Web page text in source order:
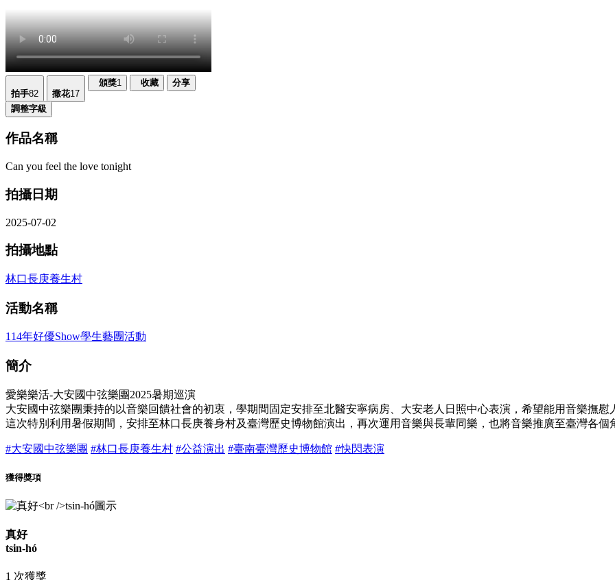
拍手82 撒花17
頒獎1 收藏 分享
調整字級
作品名稱
Can you feel the love tonight
拍攝日期
2025-07-02
拍攝地點
林口長庚養生村
活動名稱
114年好優Show學生藝團活動
簡介
愛樂樂活-大安國中弦樂團2025暑期巡演
大安國中弦樂團秉持的以音樂回饋社會的初衷，學期間固定安排至北醫安寧病房、大安老人日照中心表演，希望能用音樂撫慰
這次特別利用暑假期間，安排至林口長庚養身村及臺灣歷史博物館演出，再次運用音樂與長輩同樂，也將音樂推廣至臺灣各個
#大安國中弦樂團 #林口長庚養生村 #公益演出 #臺南臺灣歷史博物館 #快閃表演
獲得獎項
真好
tsin-hó
1 次獲獎